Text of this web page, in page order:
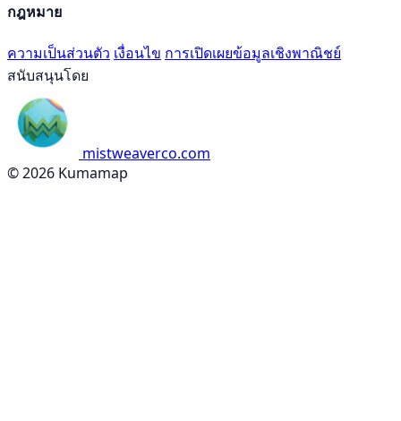
กฎหมาย
ความเป็นส่วนตัว เงื่อนไข การเปิดเผยข้อมูลเชิงพาณิชย์
สนับสนุนโดย
mistweaverco.com
© 2026 Kumamap